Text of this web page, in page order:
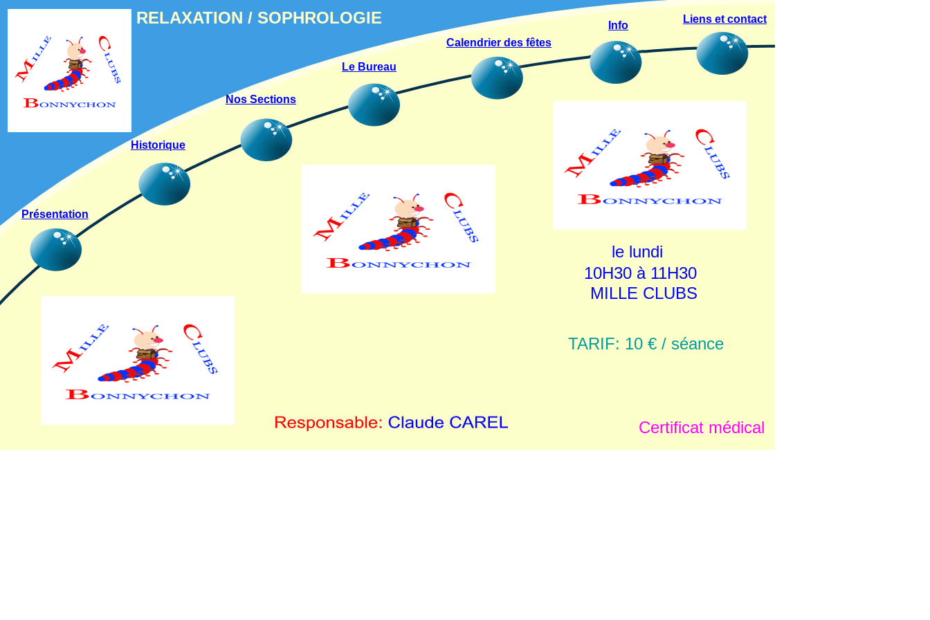
Le Bureau
Info
Historique
Calendrier des fêtes
Nos Sections
Présentation
Liens et contact
RELAXATION / SOPHROLOGIE
TARIF: 10 € / séance
10H30 à 11H30
MILLE CLUBS
le lundi
Certificat médical